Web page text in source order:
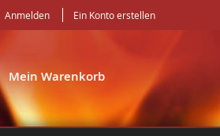
Anmelden Ein Konto erstellen
Mein Warenkorb